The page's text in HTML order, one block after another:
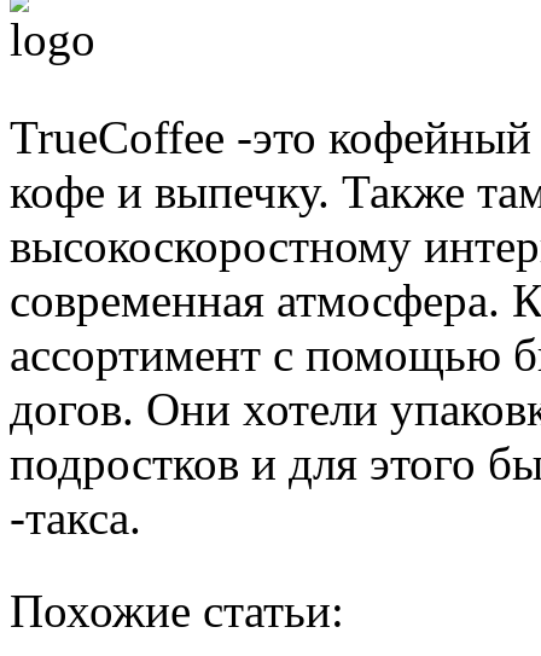
TrueCoffee -это
кофе и выпечку. Также
высокоскоростному
современная атмосфера.
ассортимент с помощью
догов. Они хотели
подростков и для этого
-такса.
Похожие статьи: